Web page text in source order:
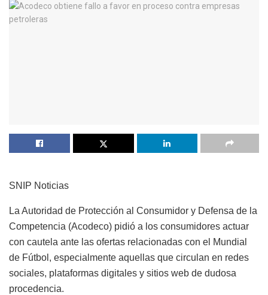
SNIP Noticias
La Autoridad de Protección al Consumidor y Defensa de la
Competencia (Acodeco) pidió a los consumidores actuar
con cautela ante las ofertas relacionadas con el Mundial
de Fútbol, especialmente aquellas que circulan en redes
sociales, plataformas digitales y sitios web de dudosa
procedencia.